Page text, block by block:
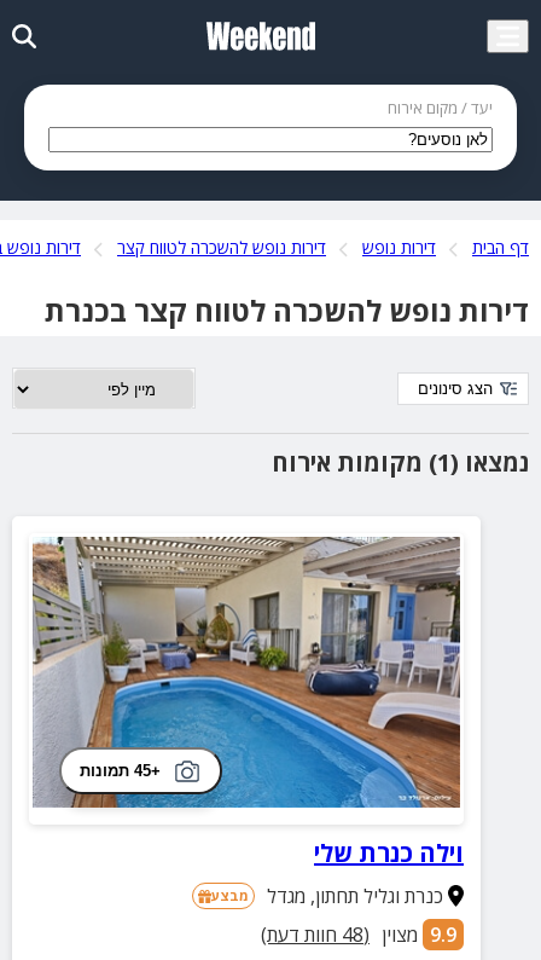
יעד / מקום אירוח
דף הבית דירות נופש דירות נופש להשכרה לטווח קצר דירות נופש
דירות נופש להשכרה לטווח קצר בכנרת
נמצאו (1) מקומות אירוח
הצג סינונים
+45 תמונות
וילה כנרת שלי
כנרת וגליל תחתון, מגדל מבצע
9.9 מצוין (
48 חוות דעת)